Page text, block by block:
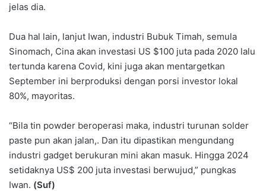
jelas dia.
Dua hal lain, lanjut Iwan, industri Bubuk Timah, semula
Sinomach, Cina akan investasi US $100 juta pada 2020 lalu
tertunda karena Covid, kini juga akan mentargetkan
September ini berproduksi dengan porsi investor lokal
80%, mayoritas.
“Bila tin powder beroperasi maka, industri turunan solder
paste pun akan jalan,. Dan itu dipastikan mengundang
industri gadget berukuran mini akan masuk. Hingga 2024
setidaknya US$ 200 juta investasi berwujud,” pungkas
Iwan. (Suf)